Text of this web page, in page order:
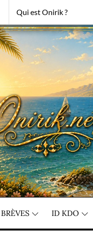
Qui est Onirik ?
BRÈVES ID KDO